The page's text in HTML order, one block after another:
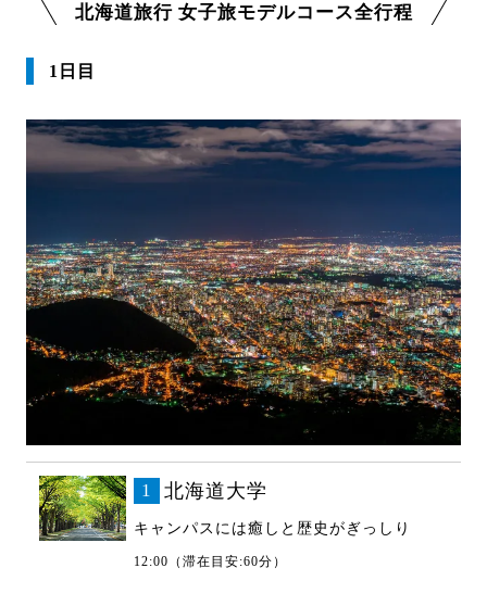
北海道旅行 女子旅モデルコース全行程
1日目
1 北海道大学
キャンパスには癒しと歴史がぎっしり
12:00（滞在目安:60分）